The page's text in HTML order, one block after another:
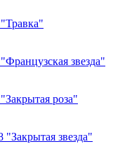
звезда"
роза"
звезда"